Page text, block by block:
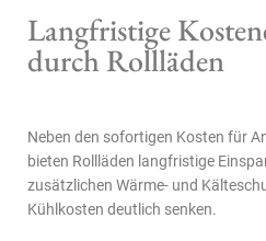
Langfristige
durch Rollläden
Neben den sofortigen Kosten für
bieten Rollläden langfristige
zusätzlichen Wärme- und
Kühlkosten deutlich senken.